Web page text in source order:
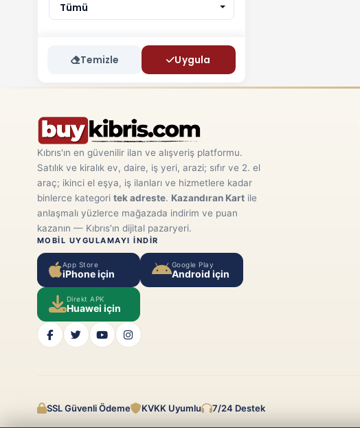
Tümü
Temizle Uygula
Kıbrıs'ın en güvenilir ilan ve alışveriş platformu.
Satılık ve kiralık ev, daire, iş yeri, arazi; sıfır ve 2. el
araç; ikinci el eşya, iş ilanları ve hizmetlere kadar
binlerce kategori tek adreste. Kazandıran Kartile
anlaşmalı yüzlerce mağazada indirim ve puan
kazanın — Kıbrıs'ın dijital pazaryeri.
MOBIL UYGULAMAYI INDIR
App Store
iPhone için
Google Play
Android için
Direkt APK
Huawei için
SSL Güvenli Ödeme KVKK Uyumlu 7/24 Destek